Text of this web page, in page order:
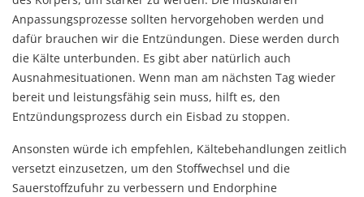
Anpassungsprozesse sollten hervorgehoben werden und
dafür brauchen wir die Entzündungen. Diese werden durch
die Kälte unterbunden. Es gibt aber natürlich auch
Ausnahmesituationen. Wenn man am nächsten Tag wieder
bereit und leistungsfähig sein muss, hilft es, den
Entzündungsprozess durch ein Eisbad zu stoppen.
Ansonsten würde ich empfehlen, Kältebehandlungen zeitlich
versetzt einzusetzen, um den Stoffwechsel und die
Sauerstoffzufuhr zu verbessern und Endorphine